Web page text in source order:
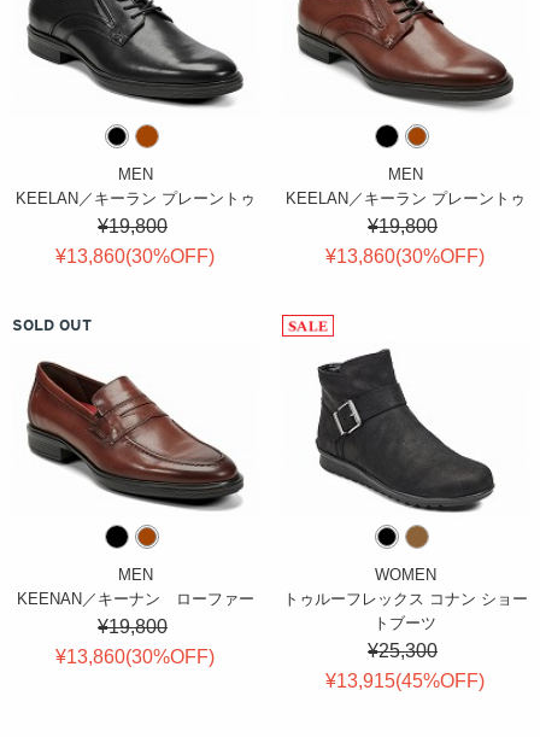
MEN
KEELAN／キーラン プレーントゥ
¥19,800
¥13,860(30%OFF)
MEN
KEELAN／キーラン プレーントゥ
¥19,800
¥13,860(30%OFF)
SOLD OUT
MEN
KEENAN／キーナン ローファー
¥19,800
¥13,860(30%OFF)
WOMEN
トゥルーフレックス コナン ショー
トブーツ
¥25,300
¥13,915(45%OFF)